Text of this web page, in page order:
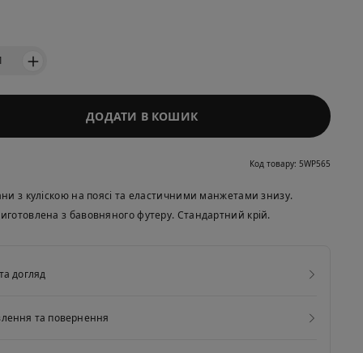
ДОДАТИ В КОШИК
Код товару: 5WP565
з куліскою на поясі та еластичними манжетами знизу.
з бавовняного футеру. Стандартний крій.
догляд
та повернення